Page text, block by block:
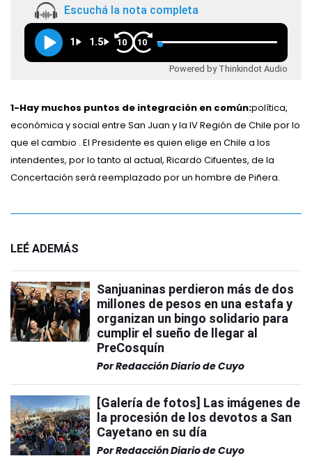
Escuchá la nota completa
1 1.5 10 10
Powered by Thinkindot Audio
1-Hay muchos puntos de integración en común:política,
económica y social entre San Juan y la IV Región de Chile por lo
que el cambio . El Presidente es quien elige en Chile a los
intendentes, por lo tanto al actual, Ricardo Cifuentes, de la
Concertación será reemplazado por un hombre de Piñera.
LEÉ ADEMÁS
Sanjuaninas perdieron más de dos
millones de pesos en una estafa y
organizan un bingo solidario para
cumplir el sueño de llegar al
PreCosquín
PorRedacción Diario de Cuyo
[Galería de fotos] Las imágenes de
la procesión de los devotos a San
Cayetano en su día
PorRedacción Diario de Cuyo